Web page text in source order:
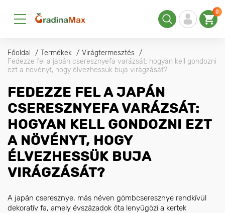
0
Főoldal Termékek
Virágtermesztés
Fedezze fel a japán cseresznyefa varázsát: hogyan kell gondozni
ezt a növényt, hogy élvezhessük buja virágzását?
FEDEZZE FEL A JAPÁN
CSERESZNYEFA VARÁZSÁT:
HOGYAN KELL GONDOZNI EZT
A NÖVÉNYT, HOGY
ÉLVEZHESSÜK BUJA
VIRÁGZÁSÁT?
A japán cseresznye, más néven gömbcseresznye rendkívül
dekoratív fa, amely évszázadok óta lenyűgözi a kertek